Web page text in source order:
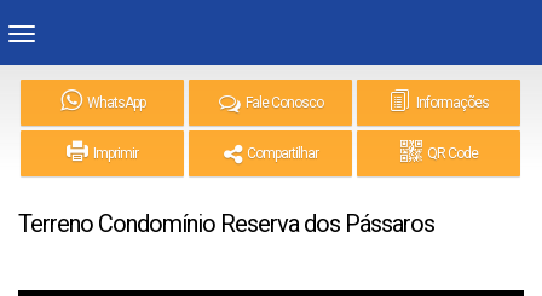
WhatsApp Fale Conosco Informações
Imprimir Compartilhar QR Code
Terreno Condomínio Reserva dos Pássaros